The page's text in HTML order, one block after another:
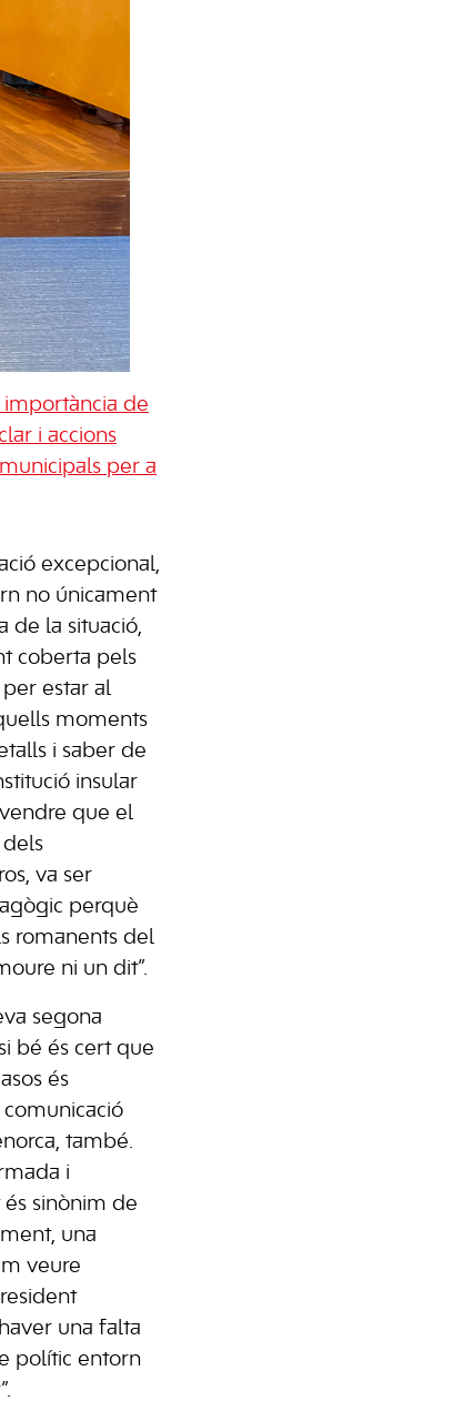
importància de
i accions
per a
excepcional,
no únicament
de la situació,
coberta pels
per estar al
moments
i saber de
insular
que el
dels
va ser
perquè
romanents del
ni un dit”.
segona
bé és cert que
és
també.
i
sinònim de
una
veure
una falta
polític entorn